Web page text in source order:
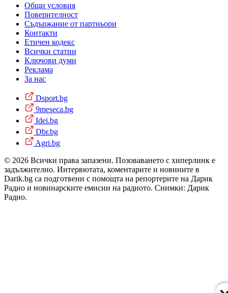
Общи условия
Поверителност
Съдържание от партньори
Контакти
Етичен кодекс
Всички статии
Ключови думи
Реклама
За нас
Dsport.bg
9meseca.bg
Idei.bg
Dbr.bg
Agri.bg
© 2026 Всички права запазени. Позоваването с хиперлинк е
задължително. Интервютата, коментарите и новините в
Darik.bg са подготвени с помощта на репортерите на Дарик
Радио и новинарските емисии на радиото. Снимки: Дарик
Радио.